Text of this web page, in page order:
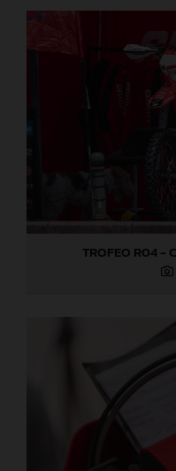
TROFEO R04 -